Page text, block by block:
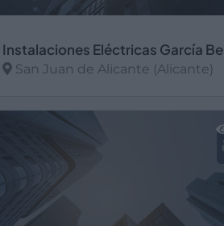
San Juan de Alicante (Alicante)